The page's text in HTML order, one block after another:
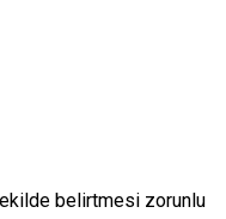
belirtmesi zorunlu